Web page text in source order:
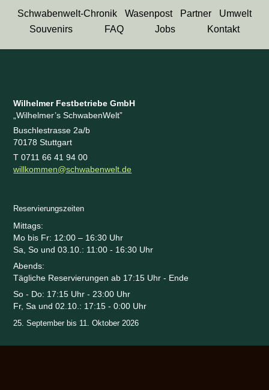
Schwabenwelt-Chronik Wasenpost Partner
Umwelt
Souvenirs
FAQ Jobs Kontakt
Wilhelmer Festbetriebe GmbH
„Wilhelmer’s SchwabenWelt”
Buschlestrasse 2a/b
70178 Stuttgart
T 0711 66 41 94 00
willkommen@schwabenwelt.de
Reservierungszeiten
Mittags:
Mo bis Fr: 12:00 – 16:30 Uhr
Sa, So und 03.10.: 11:00 - 16:30 Uhr
Abends:
Tägliche Reservierungen ab 17:15 Uhr - Ende
So - Do: 17:15 Uhr - 23:00 Uhr
Fr, Sa und 02.10.: 17:15 - 0:00 Uhr
25. September bis 11. Oktober 2026